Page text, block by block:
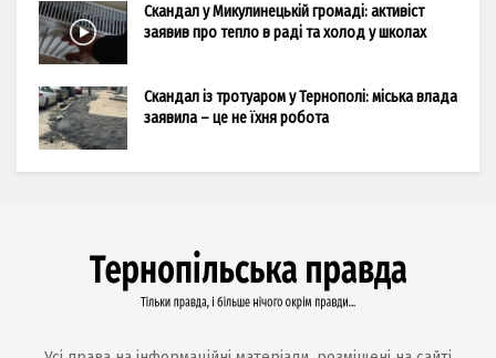
Скандал у Микулинецькій громаді: активіст
заявив про тепло в раді та холод у школах
Скандал із тротуаром у Тернополі: міська влада
заявила – це не їхня робота